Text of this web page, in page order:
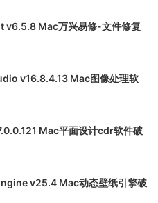
Mac万兴易修-文件修复
v16.8.4.13 Mac图像处理软
Mac平面设计cdr软件破
v25.4 Mac动态壁纸引擎破